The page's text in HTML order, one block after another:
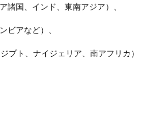
諸国、インド、東南アジア）、
ビアなど）、
プト、ナイジェリア、南アフリカ）